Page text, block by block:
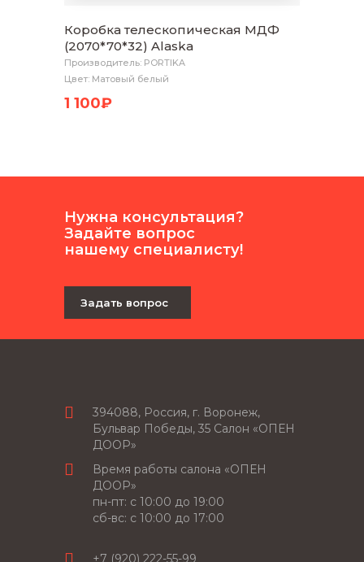
Коробка телескопическая МДФ
(2070*70*32) Alaska
Производитель: PORTIKA
Цвет: Матовый белый
1 100₽
Нужна консультация?
Задайте вопрос
нашему специалисту!
Задать вопрос
394088, Россия, г. Воронеж,
Бульвар Победы, 35 Салон «ОПЕН
ДООР»
Время работы салона «ОПЕН
ДООР»
пн-пт: c 10:00 до 19:00
сб-вс: с 10:00 до 17:00
+7 (920) 222-55-99